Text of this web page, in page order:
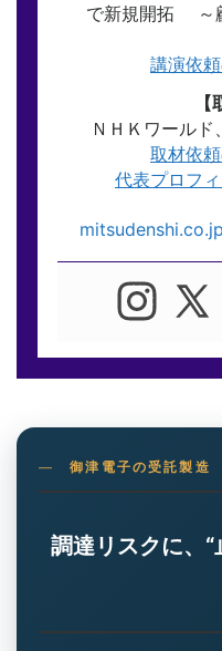
で新規開拓 ～
講演依
ＮＨＫワール
取材依
代表プロフ
御津電子の受託製造
調達リスクに、“